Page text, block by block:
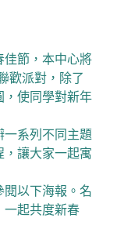
節， 本中心將
歡派對， 除了
使同學對新年
一系列不同主題
讓大家一起寓
以下海報。名
一起共度新春